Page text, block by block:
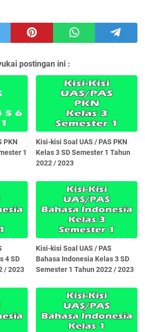
postingan ini :
PKN
1
Kisi-kisi Soal UAS / PAS PKN
Kelas 3 SD Semester 1 Tahun
2022 / 2023
4 SD
/ 2023
Kisi-kisi Soal UAS / PAS
Bahasa Indonesia Kelas 3 SD
Semester 1 Tahun 2022 / 2023